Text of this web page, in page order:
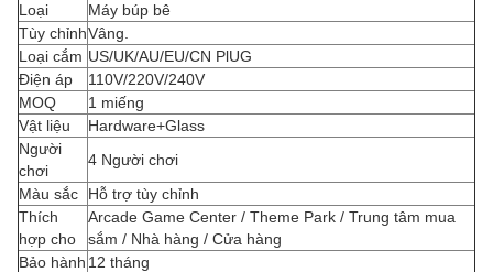
Loại
Máy búp bê
Tùy chỉnhVâng.
Loại cắm US/UK/AU/EU/CN PlUG
Điện áp
110V/220V/240V
MOQ
1 miếng
Vật liệu
Hardware+Glass
Người
chơi
4 Người chơi
Màu sắc
Hỗ trợ tùy chỉnh
Thích
hợp cho
Arcade Game Center / Theme Park / Trung tâm mua
sắm / Nhà hàng / Cửa hàng
Bảo hành 12 tháng